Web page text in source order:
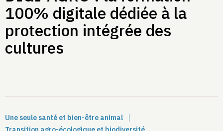
100% digitale dédiée à la
protection intégrée des
cultures
Une seule santé et bien-être animal